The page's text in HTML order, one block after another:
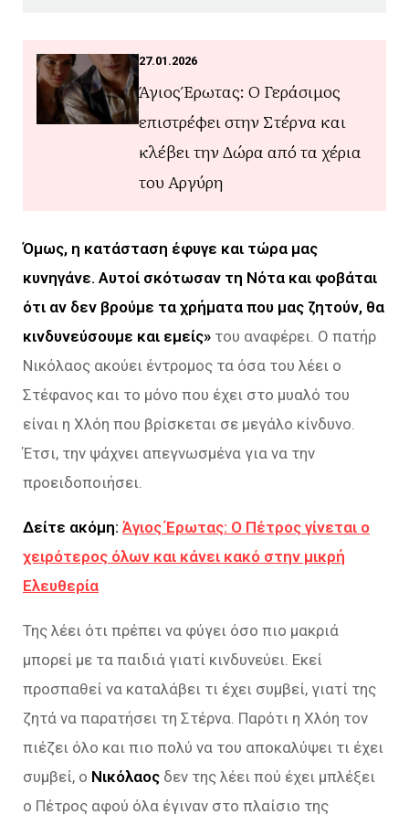
27.01.2026
Άγιος Έρωτας: Ο Γεράσιμος
επιστρέφει στην Στέρνα και
κλέβει την Δώρα από τα χέρια
του Αργύρη
Όμως, η κατάσταση έφυγε και τώρα μας
κυνηγάνε. Αυτοί σκότωσαν τη Νότα και φοβάται
ότι αν δεν βρούμε τα χρήματα που μας ζητούν, θα
κινδυνεύσουμε και εμείς» του αναφέρει. Ο πατήρ
Νικόλαος ακούει έντρομος τα όσα του λέει ο
Στέφανος και το μόνο που έχει στο μυαλό του
είναι η Χλόη που βρίσκεται σε μεγάλο κίνδυνο.
Έτσι, την ψάχνει απεγνωσμένα για να την
προειδοποιήσει.
Δείτε ακόμη: Άγιος Έρωτας: Ο Πέτρος γίνεται ο
χειρότερος όλων και κάνει κακό στην μικρή
Ελευθερία
Της λέει ότι πρέπει να φύγει όσο πιο μακριά
μπορεί με τα παιδιά γιατί κινδυνεύει. Εκεί
προσπαθεί να καταλάβει τι έχει συμβεί, γιατί της
ζητά να παρατήσει τη Στέρνα. Παρότι η Χλόη τον
πιέζει όλο και πιο πολύ να του αποκαλύψει τι έχει
συμβεί, ο Νικόλαος δεν της λέει πού έχει μπλέξει
ο Πέτρος αφού όλα έγιναν στο πλαίσιο της